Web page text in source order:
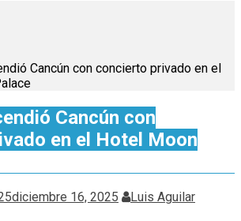
Cancún con concierto privado en el
Cancún con
en el Hotel Moon
diciembre 16, 2025 Luis Aguilar